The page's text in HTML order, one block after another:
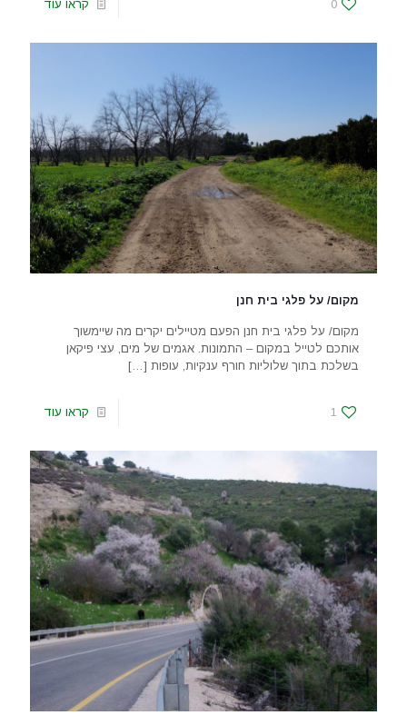
0 קראו עוד
מקום/ על פלגי בית חנן
מקום/ על פלגי בית חנן הפעם מטיילים יקרים מה שיימשוך
אותכם לטייל במקום – התמונות. אגמים של מים, עצי פיקאן
בשלכת בתוך שלוליות חורף ענקיות, עופות […]
1 קראו עוד